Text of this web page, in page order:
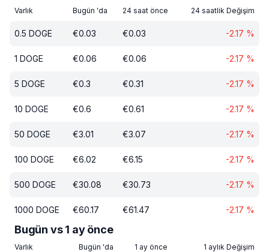
Varlık Bugün 'da 24 saat önce 24 saatlik Değişim
0.5 DOGE €0.03 €0.03 -2.17 %
1 DOGE €0.06 €0.06 -2.17 %
5 DOGE €0.3 €0.31 -2.17 %
10 DOGE €0.6 €0.61 -2.17 %
50 DOGE €3.01 €3.07 -2.17 %
100 DOGE €6.02 €6.15 -2.17 %
500 DOGE €30.08 €30.73 -2.17 %
1000 DOGE €60.17 €61.47 -2.17 %
Bugün vs 1 ay önce
Varlık Bugün 'da 1 ay önce 1 aylık Değişim